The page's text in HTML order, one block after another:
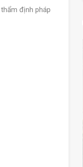
thẩm định pháp